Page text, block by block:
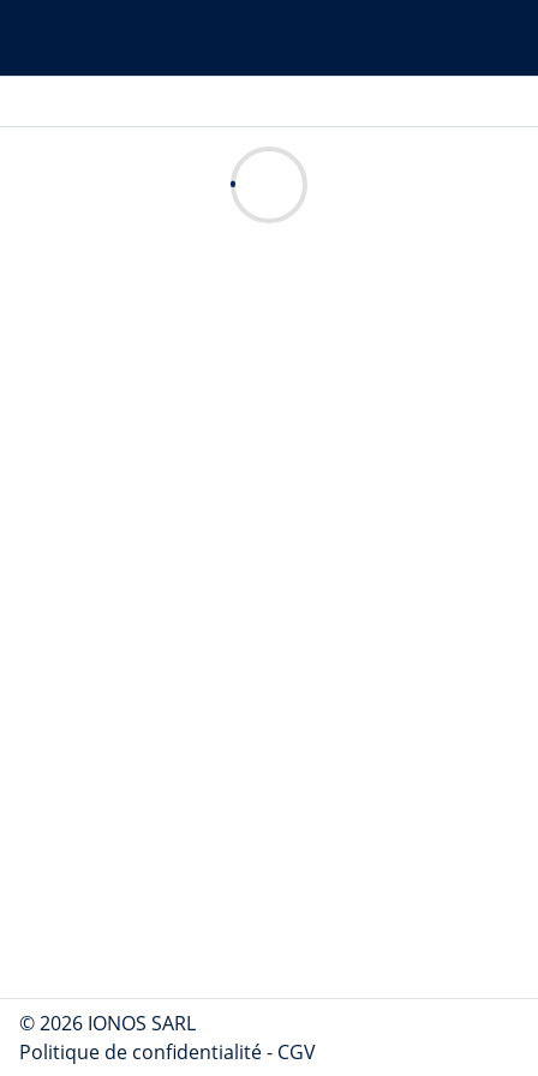
© 2026 IONOS SARL
Politique de confidentialité- CGV